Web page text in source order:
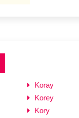
Koray
Korey
Kory